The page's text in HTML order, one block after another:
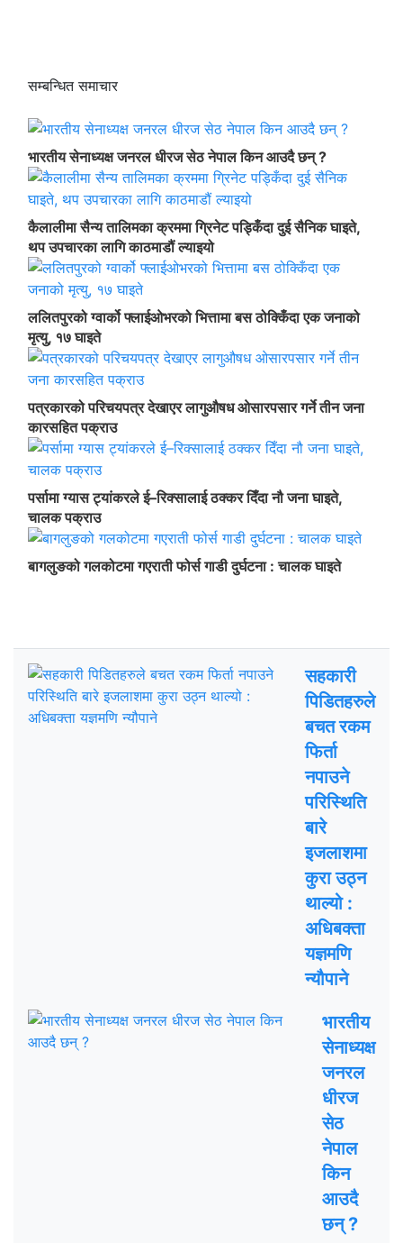
सम्बन्धित समाचार
भारतीय सेनाध्यक्ष जनरल धीरज सेठ नेपाल किन आउदै छन् ?
कैलालीमा सैन्य तालिमका क्रममा ग्रिनेट पड्किँदा दुई सैनिक घाइते,
थप उपचारका लागि काठमाडौं ल्याइयो
ललितपुरको ग्वार्को फ्लाईओभरको भित्तामा बस ठोक्किँदा एक जनाको
मृत्यु, १७ घाइते
पत्रकारको परिचयपत्र देखाएर लागुऔषध ओसारपसार गर्ने तीन जना
कारसहित पक्राउ
पर्सामा ग्यास ट्यांकरले ई–रिक्सालाई ठक्कर दिँदा नौ जना घाइते,
चालक पक्राउ
बागलुङको गलकोटमा गएराती फोर्स गाडी दुर्घटना : चालक घाइते
सहकारी
पिडितहरुले
बचत रकम
फिर्ता
नपाउने
परिस्थिति
बारे
इजलाशमा
कुरा उठ्न
थाल्यो :
अधिबक्ता
यज्ञमणि
न्यौपाने
भारतीय
सेनाध्यक्ष
जनरल
धीरज
सेठ
नेपाल
किन
आउदै
छन् ?